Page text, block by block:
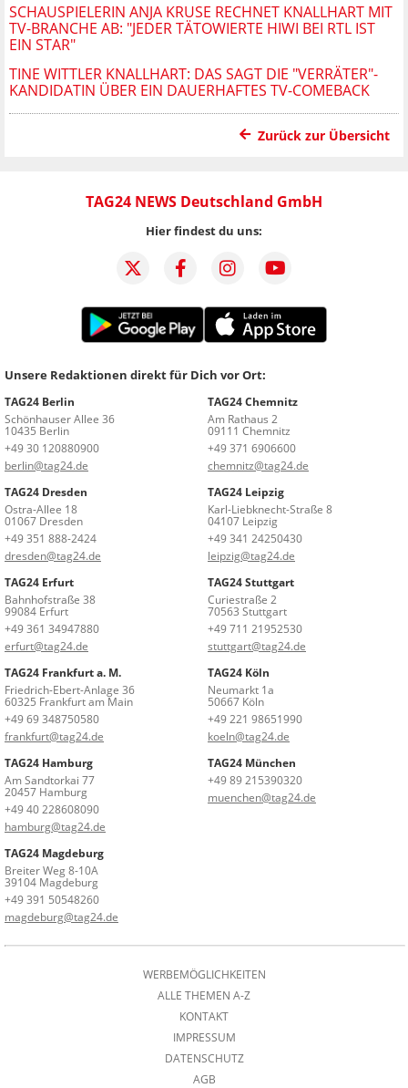
SCHAUSPIELERIN ANJA KRUSE RECHNET KNALLHART MIT
TV-BRANCHE AB: "JEDER TÄTOWIERTE HIWI BEI RTL IST
EIN STAR"
TINE WITTLER KNALLHART: DAS SAGT DIE "VERRÄTER"-
KANDIDATIN ÜBER EIN DAUERHAFTES TV-COMEBACK
Zurück zur Übersicht
TAG24 NEWS Deutschland GmbH
Hier findest du uns:
Unsere Redaktionen direkt für Dich vor Ort:
TAG24 Berlin
Schönhauser Allee 36
10435 Berlin
+49 30 120880900
berlin@tag24.de
TAG24 Chemnitz
Am Rathaus 2
09111 Chemnitz
+49 371 6906600
chemnitz@tag24.de
TAG24 Dresden
Ostra-Allee 18
01067 Dresden
+49 351 888-2424
dresden@tag24.de
TAG24 Leipzig
Karl-Liebknecht-Straße 8
04107 Leipzig
+49 341 24250430
leipzig@tag24.de
TAG24 Erfurt
Bahnhofstraße 38
99084 Erfurt
+49 361 34947880
erfurt@tag24.de
TAG24 Stuttgart
Curiestraße 2
70563 Stuttgart
+49 711 21952530
stuttgart@tag24.de
TAG24 Frankfurt a. M.
Friedrich-Ebert-Anlage 36
60325 Frankfurt am Main
+49 69 348750580
frankfurt@tag24.de
TAG24 Köln
Neumarkt 1a
50667 Köln
+49 221 98651990
koeln@tag24.de
TAG24 Hamburg
Am Sandtorkai 77
20457 Hamburg
+49 40 228608090
hamburg@tag24.de
TAG24 München
+49 89 215390320
muenchen@tag24.de
TAG24 Magdeburg
Breiter Weg 8-10A
39104 Magdeburg
+49 391 50548260
magdeburg@tag24.de
WERBEMÖGLICHKEITEN
ALLE THEMEN A-Z
KONTAKT
IMPRESSUM
DATENSCHUTZ
AGB